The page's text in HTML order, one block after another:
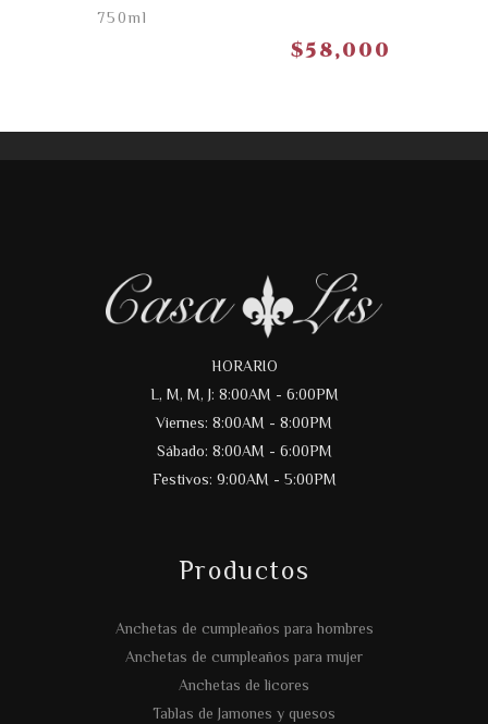
750ml
$58,000
HORARIO
L, M, M, J: 8:00AM - 6:00PM
Viernes: 8:00AM - 8:00PM
Sábado: 8:00AM - 6:00PM
Festivos: 9:00AM - 5:00PM
Productos
Anchetas de cumpleaños para hombres
Anchetas de cumpleaños para mujer
Anchetas de licores
Tablas de Jamones y quesos